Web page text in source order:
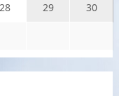
28 29 30